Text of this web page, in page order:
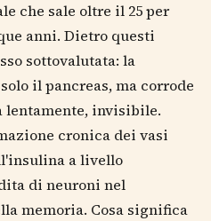
che sale oltre il 25 per
anni. Dietro questi
sottovalutata: la
il pancreas, ma corrode
invisibile.
cronica dei vasi
a livello
di neuroni nel
memoria. Cosa significa